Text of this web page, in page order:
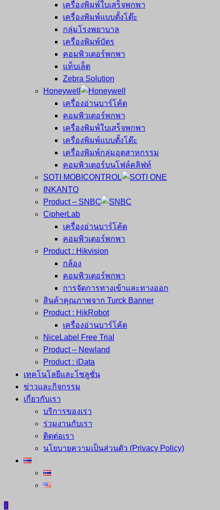
เครื่องพิมพ์ใบเสร็จพกพา
เครื่องพิมพ์แบบตั้งโต๊ะ
กลุ่มโรงพยาบาล
เครื่องพิมพ์บัตร
คอมพิวเตอร์พกพา
แท็บเล็ต
Zebra Solution
Honeywell
เครื่องอ่านบาร์โค้ด
คอมพิวเตอร์พกพา
เครื่องพิมพ์ใบเสร็จพกพา
เครื่องพิมพ์แบบตั้งโต๊ะ
เครื่องพิมพ์กลุ่มอุตสาหกรรม
คอมพิวเตอร์บนโฟล์คลิฟท์
SOTI MOBICONTROL
INKANTO
Product – SNBC
CipherLab
เครื่องอ่านบาร์โค้ด
คอมพิวเตอร์พกพา
Product : Hikvision
กล้อง
คอมพิวเตอร์พกพา
การจัดการทางเข้าและทางออก
สินค้าคุณภาพจาก Turck Banner
Product : HikRobot
เครื่องอ่านบาร์โค้ด
NiceLabel Free Trial
Product – Newland
Product : iData
เทคโนโลยีและโซลูชั่น
ข่าวและกิจกรรม
เกี่ยวกับเรา
บริการของเรา
ร่วมงานกับเรา
ติดต่อเรา
นโยบายความเป็นส่วนตัว (Privacy Policy)
0